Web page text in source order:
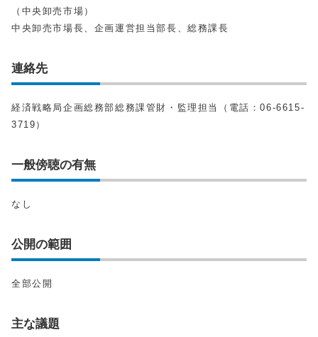
（中央卸売市場）
中央卸売市場長、企画運営担当部長、総務課長
連絡先
経済戦略局企画総務部総務課管財・監理担当（電話：06-6615-
3719）
一般傍聴の有無
なし
公開の範囲
全部公開
主な議題